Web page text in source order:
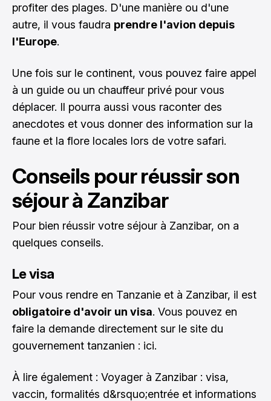
profiter des plages. D'une manière ou d'une
autre, il vous faudra prendre l'avion depuis
l'Europe.
Une fois sur le continent, vous pouvez faire appel
à un guide ou un chauffeur privé pour vous
déplacer. Il pourra aussi vous raconter des
anecdotes et vous donner des information sur la
faune et la flore locales lors de votre safari.
Conseils pour réussir son
séjour à Zanzibar
Pour bien réussir votre séjour à Zanzibar, on a
quelques conseils.
Le visa
Pour vous rendre en Tanzanie et à Zanzibar, il est
obligatoire d'avoir un visa. Vous pouvez en
faire la demande directement sur le site du
gouvernement tanzanien : ici.
À lire également : Voyager à Zanzibar : visa,
vaccin, formalités d&rsquo;entrée et informations